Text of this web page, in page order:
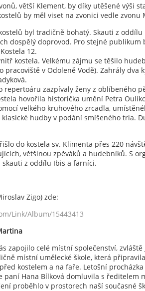
větší Klement, by díky utěšené výši
by měl viset na zvonici vedle zvonu
byl tradičně bohatý. Skauti z
dospělý doprovod. Pro stejné publikum
12.
kostela. Velkému zájmu se těšilo
pracoviště v Odoleně Vodě). Zahrály dva
repertoáru zazpívaly ženy z oblíbeného
hovořila historička umění Petra
velkého kruhového zrcadla,
hudby v podání smíšeného tria.
do kostela sv. Klimenta přes 220
většinou zpěváků a hudebníků. S
skauti z oddílu Ibis a farníci.
Zigo) zde:
Link/Album/15443413
zapojilo celé místní společenství,
místní umělecké škole, která
kostelem a na faře. Letošní
paní Hana Bílková domluvila s ředitelem
proběhlo v prostorech naší současné